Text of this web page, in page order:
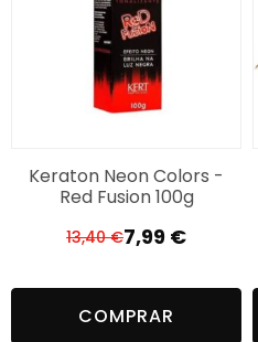
Keraton Neon Colors -
Red Fusion 100g
13,40€O
era:
7,99 €
O
é:
COMPRAR